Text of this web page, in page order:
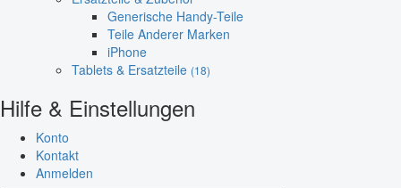
Generische Handy-Teile
Teile Anderer Marken
iPhone
Tablets & Ersatzteile (18)
Hilfe & Einstellungen
Konto
Kontakt
Anmelden